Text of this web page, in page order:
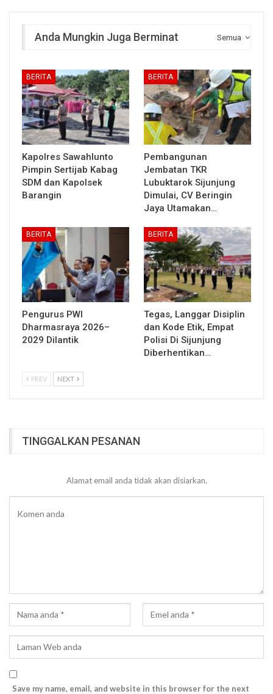
Semua
Anda Mungkin Juga Berminat
BERITA
Kapolres Sawahlunto
Pimpin Sertijab Kabag
SDM dan Kapolsek
Barangin
BERITA
Pembangunan
Jembatan TKR
Lubuktarok Sijunjung
Dimulai, CV Beringin
Jaya Utamakan…
BERITA
Pengurus PWI
Dharmasraya 2026–
2029 Dilantik
BERITA
Tegas, Langgar Disiplin
dan Kode Etik, Empat
Polisi Di Sijunjung
Diberhentikan…
PREV NEXT
TINGGALKAN PESANAN
Alamat email anda tidak akan disiarkan.
Save my name, email, and website in this browser for the next